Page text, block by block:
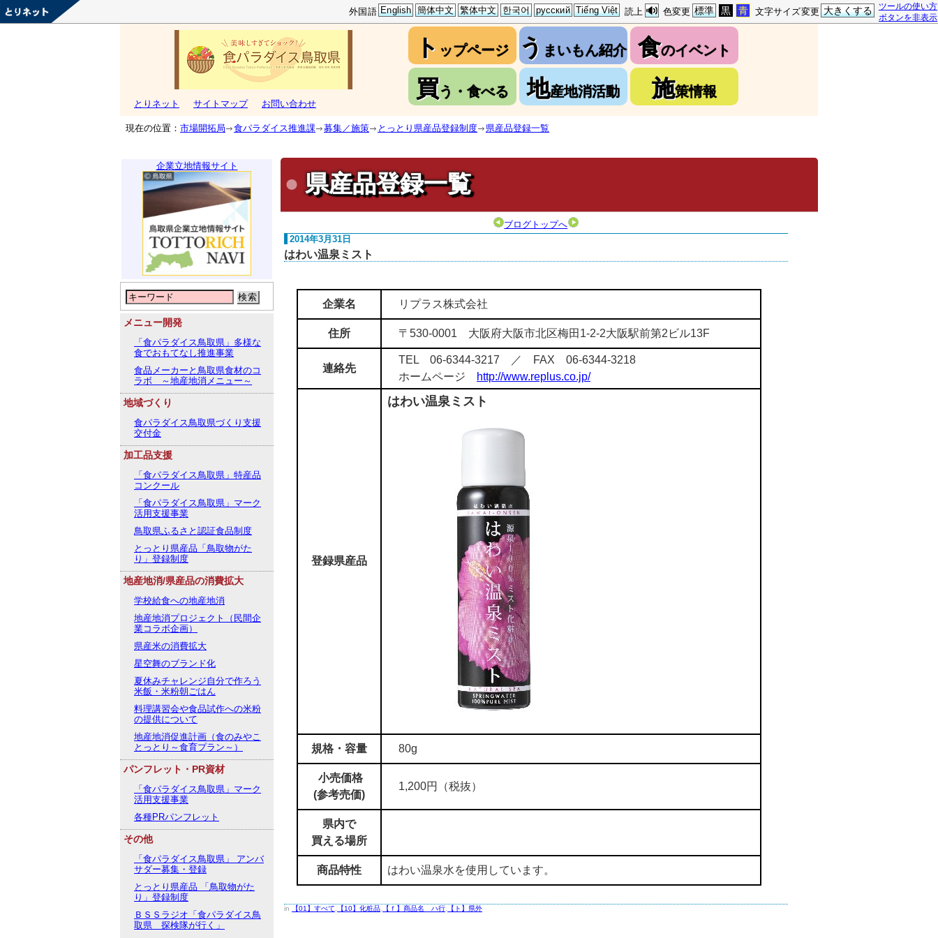
ツールの使い方
ボタンを非表示
文字サイズ変更 大きくする
色変更 標準 黒 青
読上
外国語 English 簡体中文 繁体中文 한국어 русский Tiếng Việt
とりネット サイトマップ お問い合わせ
ト ップページ う まいもん紹介 食のイベント
買う・食べる 地産地消活動 施策情報
現在の位置： 市場開拓局 食パラダイス推進課 募集／施策 とっとり県産品登録制度 県産品登録一覧
企業立地情報サイト
検索
メニュー開発
「食パラダイス鳥取県」多様な
食でおもてなし推進事業
食品メーカーと鳥取県食材のコ
ラボ ～地産地消メニュー～
地域づくり
食パラダイス鳥取県づくり支援
交付金
加工品支援
「食パラダイス鳥取県」特産品
コンクール
「食パラダイス鳥取県」マーク
活用支援事業
鳥取県ふるさと認証食品制度
とっとり県産品「鳥取物がた
り」登録制度
地産地消/県産品の消費拡大
学校給食への地産地消
地産地消プロジェクト（民間企
業コラボ企画）
県産米の消費拡大
星空舞のブランド化
夏休みチャレンジ自分で作ろう
米飯・米粉朝ごはん
料理講習会や食品試作への米粉
の提供について
地産地消促進計画（食のみやこ
とっとり～食育プラン～）
パンフレット・PR資材
「食パラダイス鳥取県」マーク
活用支援事業
各種PRパンフレット
その他
「食パラダイス鳥取県」 アンバ
サダー募集・登録
とっとり県産品 「鳥取物がた
り」登録制度
ＢＳＳラジオ「食パラダイス鳥
取県 探検隊が行く」
県産品登録一覧
ブログトップへ
2014年3月31日
はわい温泉ミスト
企業名 リプラス株式会社
住所 〒530-0001 大阪府大阪市北区梅田1-2-2大阪駅前第2ビル13F
連絡先
TEL 06-6344-3217 ／ FAX 06-6344-3218
ホームページ
http://www.replus.co.jp/
登録県産品
はわい温泉ミスト
規格・容量 80g
小売価格
(参考売価)
1,200円（税抜）
県内で
買える場所
商品特性 はわい温泉水を使用しています。
in 【01】すべて 【10】化粧品 【ｆ】商品名 ハ行 【ト】県外